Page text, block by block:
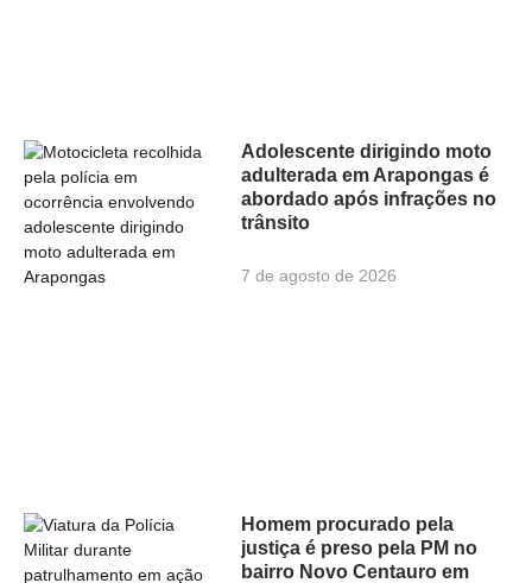
Adolescente dirigindo moto
adulterada em Arapongas é
abordado após infrações no
trânsito
7 de agosto de 2026
Homem procurado pela
justiça é preso pela PM no
bairro Novo Centauro em